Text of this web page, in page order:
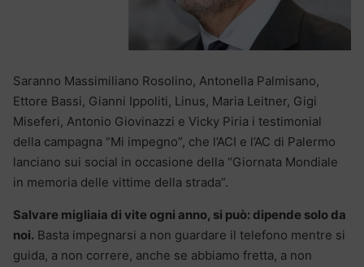
Saranno Massimiliano Rosolino, Antonella Palmisano,
Ettore Bassi, Gianni Ippoliti, Linus, Maria Leitner, Gigi
Miseferi, Antonio Giovinazzi e Vicky Piria i testimonial
della campagna “Mi impegno”, che l’ACI e l’AC di Palermo
lanciano sui social in occasione della “Giornata Mondiale
in memoria delle vittime della strada”.
Salvare migliaia di vite ogni anno, si può: dipende solo da
noi. Basta impegnarsi a non guardare il telefono mentre si
guida, a non correre, anche se abbiamo fretta, a non